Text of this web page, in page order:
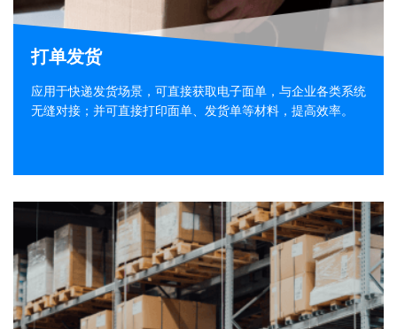
打单发货
应用于快递发货场景，可直接获取电子面单，与企业各类系统
无缝对接；并可直接打印面单、发货单等材料，提高效率。